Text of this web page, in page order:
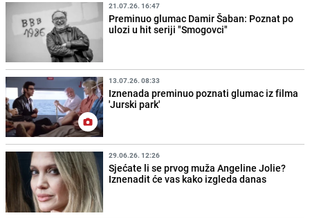
21.07.26. 16:47
Preminuo glumac Damir Šaban: Poznat po
ulozi u hit seriji "Smogovci"
13.07.26. 08:33
Iznenada preminuo poznati glumac iz filma
'Jurski park'
29.06.26. 12:26
Sjećate li se prvog muža Angeline Jolie?
Iznenadit će vas kako izgleda danas